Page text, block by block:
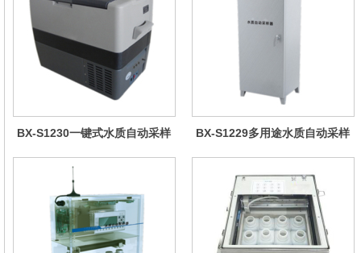
BX-S1230一键式水质自动采样
BX-S1229多用途水质自动采样